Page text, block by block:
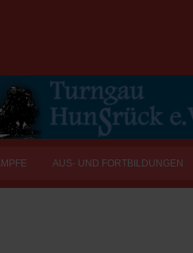
AUS- UND FORTBILDUNGEN